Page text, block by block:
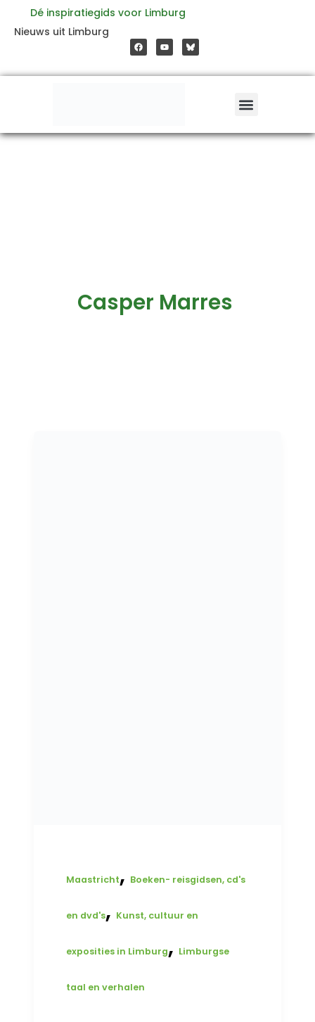
inhoud
Dé inspiratiegids voor Limburg
Nieuws uit Limburg
a
c
e
o
o
o
u
t
b
e
Casper Marres
Maastricht, Boeken- reisgidsen, cd's
en dvd's, Kunst, cultuur en
exposities in Limburg, Limburgse
taal en verhalen